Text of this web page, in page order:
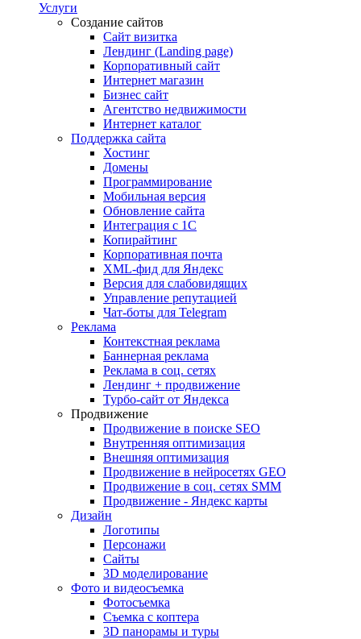
Услуги
Создание сайтов
Сайт визитка
Лендинг (Landing page)
Корпоративный сайт
Интернет магазин
Бизнес сайт
Агентство недвижимости
Интернет каталог
Поддержка сайта
Хостинг
Домены
Программирование
Мобильная версия
Обновление сайта
Интеграция с 1С
Копирайтинг
Корпоративная почта
XML-фид для Яндекс
Версия для слабовидящих
Управление репутацией
Чат-боты для Telegram
Реклама
Контекстная реклама
Баннерная реклама
Реклама в соц. сетях
Лендинг + продвижение
Турбо-сайт от Яндекса
Продвижение
Продвижение в поиске SEO
Внутренняя оптимизация
Внешняя оптимизация
Продвижение в нейросетях GEO
Продвижение в соц. сетях SMM
Продвижение - Яндекс карты
Дизайн
Логотипы
Персонажи
Сайты
3D моделирование
Фото и видеосъемка
Фотосъемка
Съемка с коптера
3D панорамы и туры